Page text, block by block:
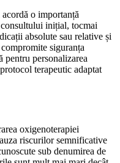
o importanță
inițial, tocmai
absolute sau relative și
siguranța
pentru personalizarea
terapeutic adaptat
oxigenoterapiei
riscurilor semnificative
sub denumirea de